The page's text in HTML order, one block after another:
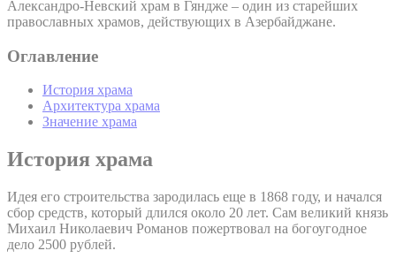
Александро-Невский храм в Гяндже – один из старейших
православных храмов, действующих в Азербайджане.
Оглавление
История храма
Архитектура храма
Значение храма
История храма
Идея его строительства зародилась еще в 1868 году, и начался
сбор средств, который длился около 20 лет. Сам великий князь
Михаил Николаевич Романов пожертвовал на богоугодное
дело 2500 рублей.